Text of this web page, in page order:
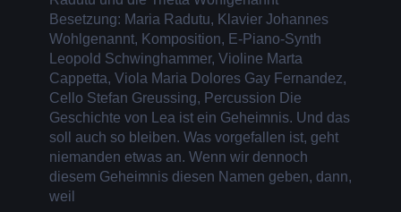
Besetzung: Maria Radutu, Klavier Johannes
Wohlgenannt, Komposition, E-Piano-Synth
Leopold Schwinghammer, Violine Marta
Cappetta, Viola Maria Dolores Gay Fernandez,
Cello Stefan Greussing, Percussion Die
Geschichte von Lea ist ein Geheimnis. Und das
soll auch so bleiben. Was vorgefallen ist, geht
niemanden etwas an. Wenn wir dennoch
diesem Geheimnis diesen Namen geben, dann,
weil